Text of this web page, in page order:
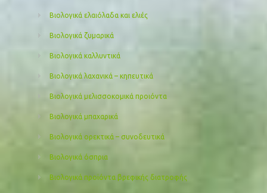
Βιολογικά ελαιόλαδα και ελιές
Βιολογικά ζυμαρικά
Βιολογικά καλλυντικά
Βιολογικά λαχανικά – κηπευτικά
Βιολογικά μελισσοκομικά προιόντα
Βιολογικά μπαχαρικά
Βιολογικά ορεκτικά – συνοδευτικά
Βιολογικά όσπρια
Βιολογικά προϊόντα βρεφικής διατροφής